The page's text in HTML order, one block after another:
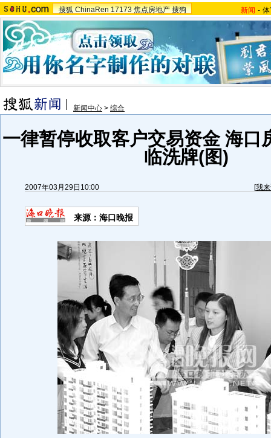
搜狐 ChinaRen 17173 焦点房地产 搜狗 新闻 -
新闻中心 > 综合
一律暂停收取客户交易资金 海口
临洗牌(图)
2007年03月29日10:00 [我
来源：海口晚报